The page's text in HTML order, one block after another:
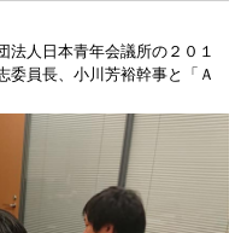
人日本青年会議所の２０１
委員長、小川芳裕幹事と「Ａ